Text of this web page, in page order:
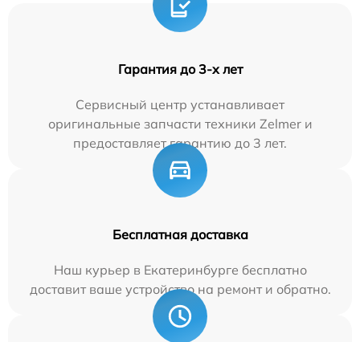
Гарантия до 3-х лет
Сервисный центр устанавливает
оригинальные запчасти техники Zelmer и
предоставляет гарантию до 3 лет.
Бесплатная доставка
Наш курьер в Екатеринбурге бесплатно
доставит ваше устройство на ремонт и обратно.